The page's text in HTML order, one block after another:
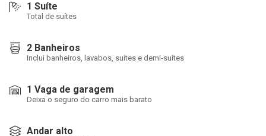
1 Suíte
Total de suítes
2 Banheiros
Inclui banheiros, lavabos, suítes e demi-suítes
1 Vaga de garagem
Deixa o seguro do carro mais barato
Andar alto